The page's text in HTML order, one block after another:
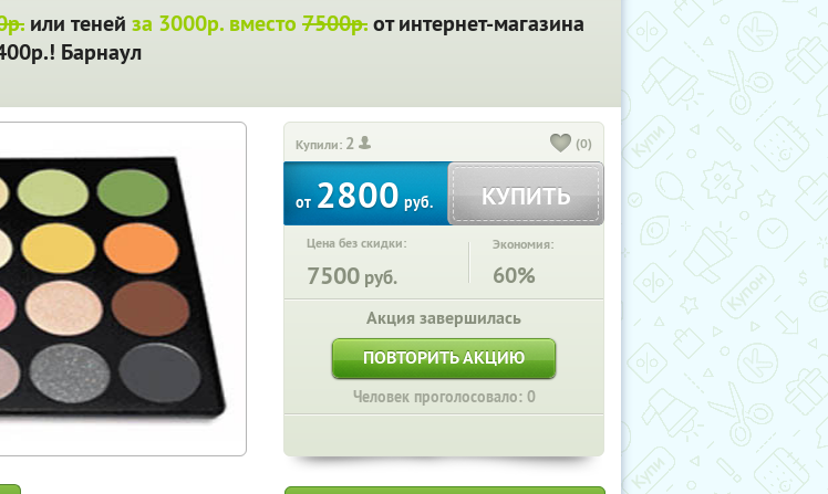
или теней за 3000р. вместо 7500р.от интернет-магазина
Барнаул
Купили: 2 (0)
от 2800 руб. КУПИТЬ
Цена без скидки:
7500 руб.
Экономия:
60%
Акция завершилась
ПОВТОРИТЬ АКЦИЮ
Человек проголосовало: 0